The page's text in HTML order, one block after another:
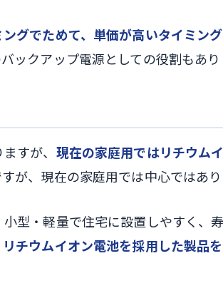
ングでためて、単価が高いタイミング
ックアップ電源としての役割もあり
すが、 現在の家庭用ではリチウム
が、現在の家庭用では中心ではあり
型・軽量で住宅に設置しやすく、
リチウムイオン電池を採用した製品